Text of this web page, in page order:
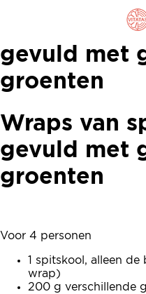
Wraps van
gevuld met
groenten
Wraps van
gevuld met
groenten
Voor 4 personen
1 spitskool, alleen
wrap)
200 g verschillende